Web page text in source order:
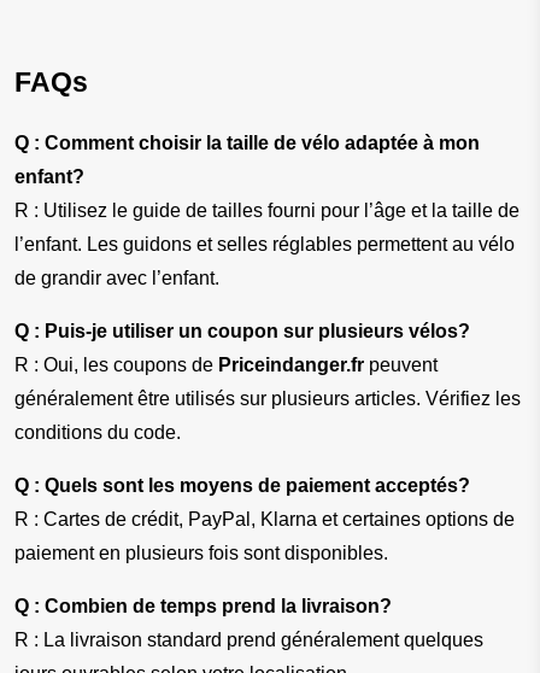
FAQs
Q : Comment choisir la taille de vélo adaptée à mon
enfant?
R : Utilisez le guide de tailles fourni pour l’âge et la taille de
l’enfant. Les guidons et selles réglables permettent au vélo
de grandir avec l’enfant.
Q : Puis-je utiliser un coupon sur plusieurs vélos?
R : Oui, les coupons de Priceindanger.fr peuvent
généralement être utilisés sur plusieurs articles. Vérifiez les
conditions du code.
Q : Quels sont les moyens de paiement acceptés?
R : Cartes de crédit, PayPal, Klarna et certaines options de
paiement en plusieurs fois sont disponibles.
Q : Combien de temps prend la livraison?
R : La livraison standard prend généralement quelques